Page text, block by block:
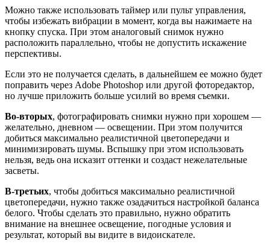
Можно также использовать таймер или пульт управления,
чтобы избежать вибрации в момент, когда вы нажимаете на
кнопку спуска. При этом аналоговый снимок нужно
расположить параллельно, чтобы не допустить искажение
перспективы.
Если это не получается сделать, в дальнейшем ее можно будет
поправить через Adobe Photoshop или другой фоторедактор,
но лучше приложить больше усилий во время съемки.
Во-вторых, фотографировать снимки нужно при хорошем —
желательно, дневном — освещении. При этом получится
добиться максимально реалистичной цветопередачи и
минимизировать шумы. Вспышку при этом использовать
нельзя, ведь она исказит оттенки и создаст нежелательные
засветы.
В-третьих, чтобы добиться максимально реалистичной
цветопередачи, нужно также озадачиться настройкой баланса
белого. Чтобы сделать это правильно, нужно обратить
внимание на внешнее освещение, погодные условия и
результат, который вы видите в видоискателе.